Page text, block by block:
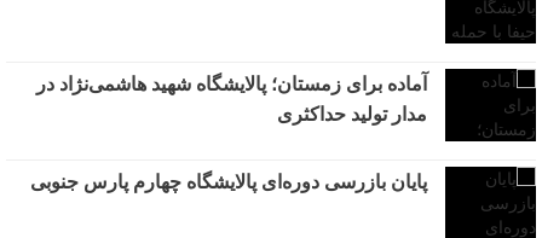
آماده برای زمستان؛ پالایشگاه شهید هاشمی‌نژاد در
مدار تولید حداکثری
پایان بازرسی دوره‌ای پالایشگاه چهارم پارس جنوبی